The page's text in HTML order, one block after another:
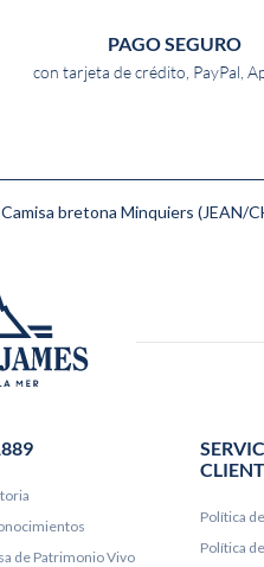
PAGO SEGURO
con tarjeta de crédito, PayPal,
Camisa bretona Minquiers (JEAN/
de Patrimonio Vivo
Política
Política